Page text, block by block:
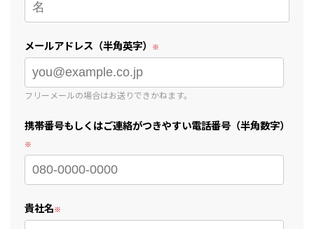
メールアドレス（半角英字）
フリーメールの場合はお送りできかねます。
携帯番号もしくはご連絡がつきやすい電話番号（半角数字）
貴社名